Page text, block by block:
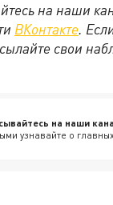
на наши
ВКонтакте.
свои
на наши
узнавайте о